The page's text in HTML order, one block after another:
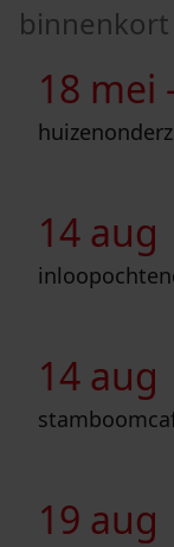
binnenkort
18 mei
14 aug
14 aug
19 aug